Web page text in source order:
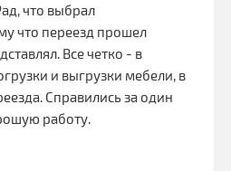
что выбрал
что переезд прошел
Все четко - в
и выгрузки мебели, в
Справились за один
работу.